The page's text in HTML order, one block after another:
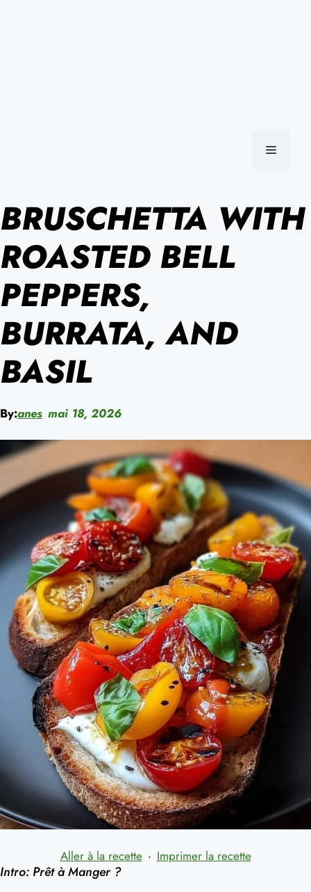
MENU
BRUSCHETTA WITH
ROASTED BELL
PEPPERS,
BURRATA, AND
BASIL
By:anes mai 18, 2026
Aller à la recette · Imprimer la recette
Intro: Prêt à Manger ?